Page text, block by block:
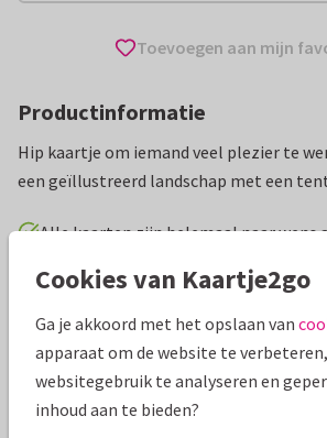
Toevoegen aan mijn
Productinformatie
Hip kaartje om iemand veel plezier te
een geïllustreerd landschap met een
Alle kaarten zijn helemaal naar wens
Vakantiekaarten Manique Fijne
Specificaties bij deze kaart
Papiersoort: Kies uit 6 luxe
Cookies van Kaartje2go
Ga je akkoord met het opslaan van
apparaat om de website te
websitegebruik te analyseren en
inhoud aan te bieden?